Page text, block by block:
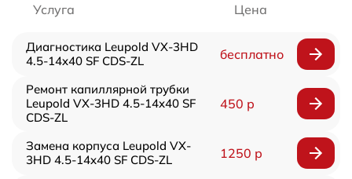
Услуга Цена
Диагностика Leupold VX-3HD
4.5-14x40 SF CDS-ZL
бесплатно
Ремонт капиллярной трубки
Leupold VX-3HD 4.5-14x40 SF
CDS-ZL
450 р
Замена корпуса Leupold VX-
3HD 4.5-14x40 SF CDS-ZL
1250 р